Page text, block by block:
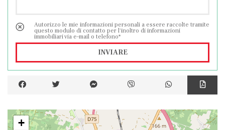
Autorizzo le mie informazioni personali a essere raccolte tramite
questo modulo di contatto per l'inoltro di informazioni
immobiliari via e-mail o telefono*
INVIARE
+